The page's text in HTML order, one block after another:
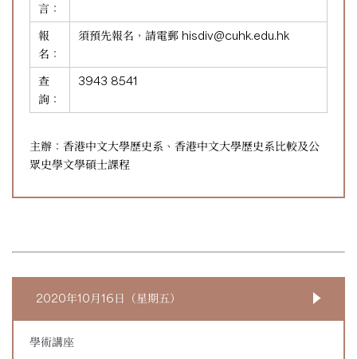
言：
報
名：
須預先報名，請電郵 hisdiv@cuhk.edu.hk
查
詢：
3943 8541
主辦：香港中文大學歷史系、香港中文大學歷史系比較及公
眾史學文學碩士課程
2020年10月16日（星期五）
學術講座